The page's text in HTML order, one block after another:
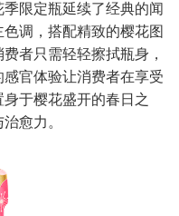
限定瓶延续了经典的闻
调，搭配精致的樱花图
者只需轻轻擦拭瓶身，
官体验让消费者在享受
于樱花盛开的春日之
愈力。